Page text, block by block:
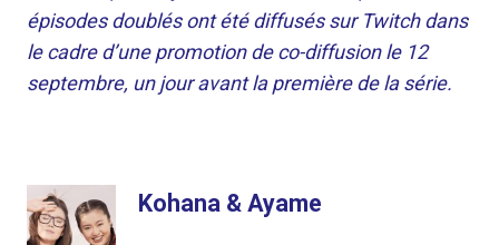
épisodes doublés ont été diffusés sur Twitch dans
le cadre d’une promotion de co-diffusion le 12
septembre, un jour avant la première de la série.
Kohana & Ayame